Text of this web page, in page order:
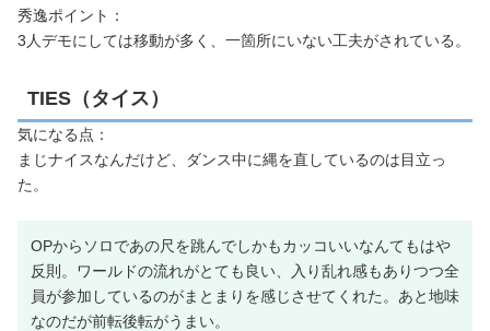
秀逸ポイント：
3人デモにしては移動が多く、一箇所にいない工夫がされている。
TIES（タイス）
気になる点：
まじナイスなんだけど、ダンス中に縄を直しているのは目立っ
た。
OPからソロであの尺を跳んでしかもカッコいいなんてもはや
反則。ワールドの流れがとても良い、入り乱れ感もありつつ全
員が参加しているのがまとまりを感じさせてくれた。あと地味
なのだが前転後転がうまい。